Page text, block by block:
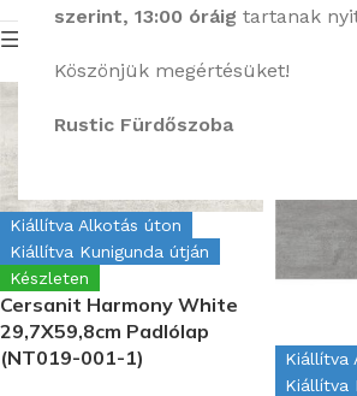
szerint, 13:00 óráig tartanak
Köszönjük megértésüket!
Rustic Fürdőszoba
Kiállítva Alkotás úton
Kiállítva Kunigunda útján
Készleten
Cersanit Harmony White
29,7X59,8cm Padlólap
(NT019-001-1)
Kiállítva
Kiállítva